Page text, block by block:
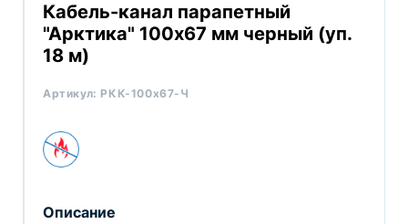
Кабель-канал парапетный
"Арктика" 100х67 мм черный (уп.
18 м)
Артикул: РКК-100х67-Ч
Описание